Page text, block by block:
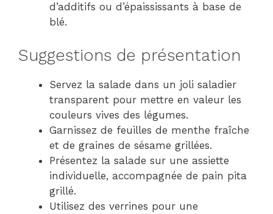
d’additifs ou d’épaississants à base de
blé.
Suggestions de présentation
Servez la salade dans un joli saladier
transparent pour mettre en valeur les
couleurs vives des légumes.
Garnissez de feuilles de menthe fraîche
et de graines de sésame grillées.
Présentez la salade sur une assiette
individuelle, accompagnée de pain pita
grillé.
Utilisez des verrines pour une